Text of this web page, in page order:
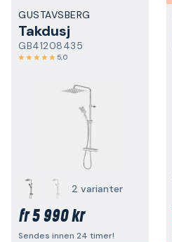
GUSTAVSBERG
Takdusj
GB41208435
5,0
2 varianter
fr5 990 kr
Sendes innen 24 timer!